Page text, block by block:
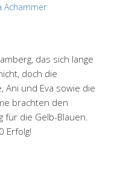
Achammer
das sich lange
doch die
Ani und Eva sowie die
brachten den
für die Gelb-Blauen.
Erfolg!